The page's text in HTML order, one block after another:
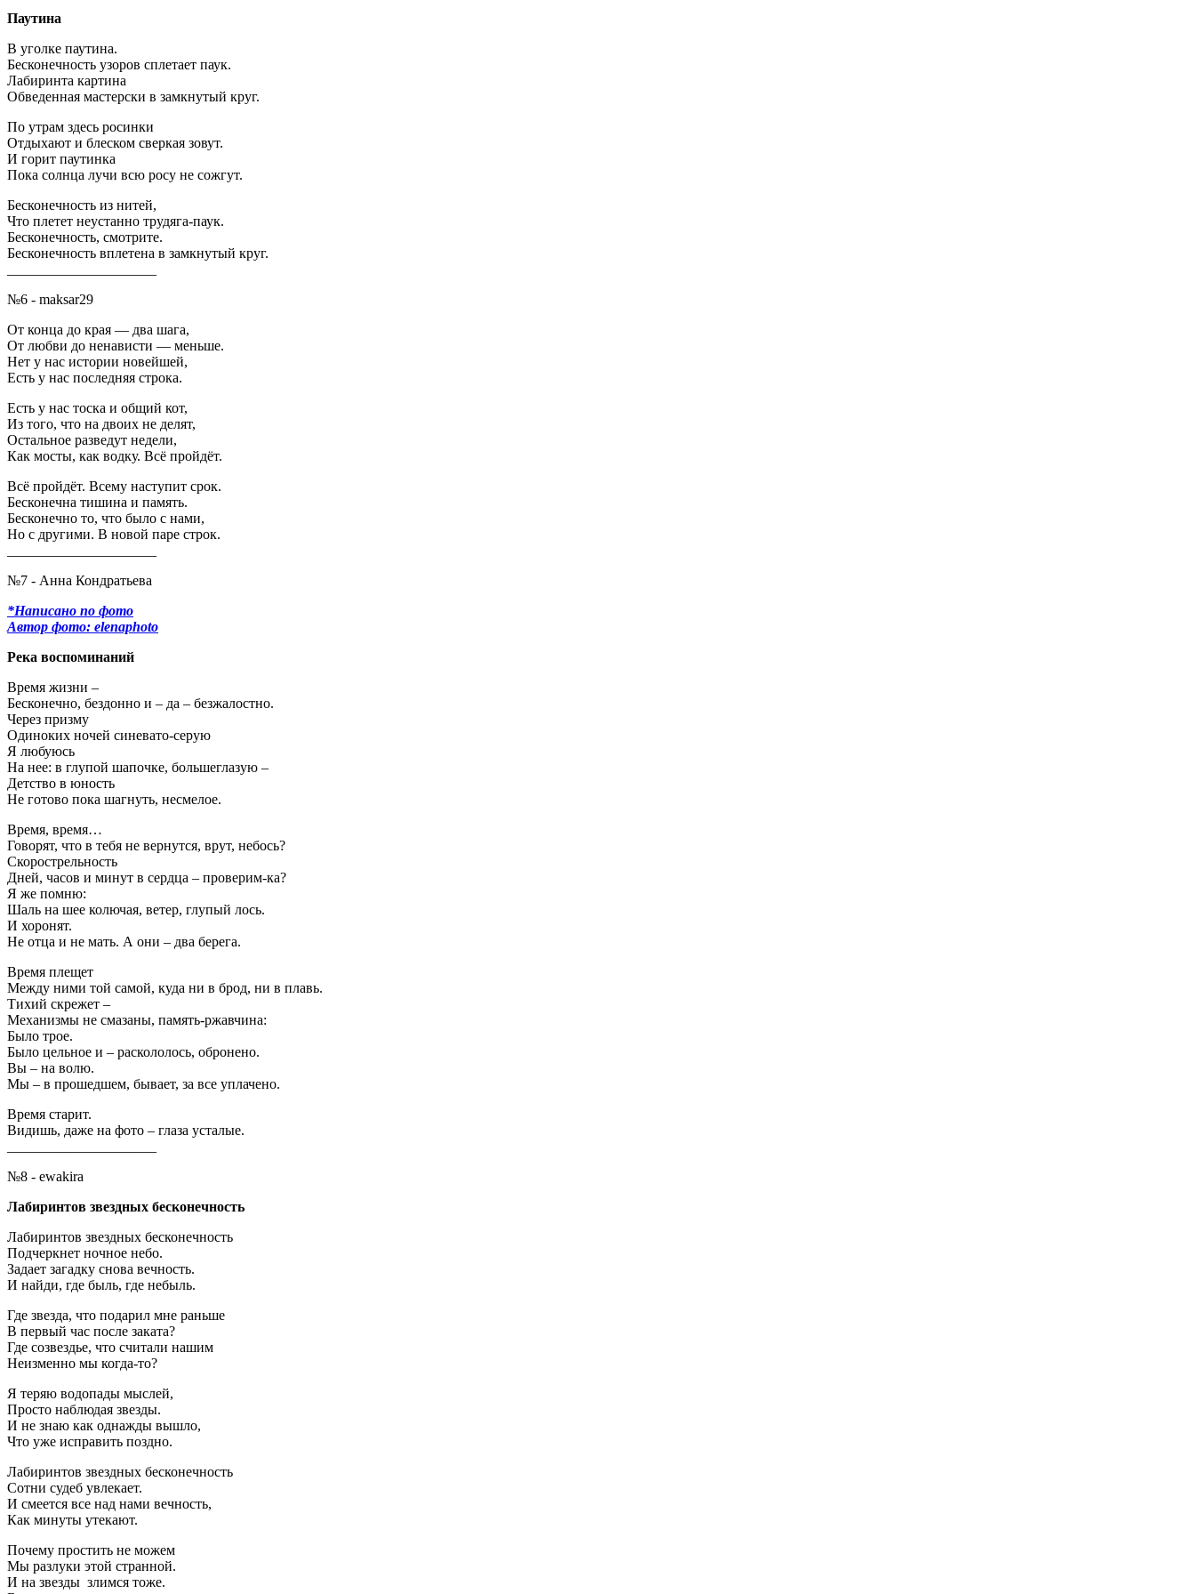
Паутина
В уголке паутина.
Бесконечность узоров сплетает паук.
Лабиринта картина
Обведенная мастерски в замкнутый круг.
По утрам здесь росинки
Отдыхают и блеском сверкая зовут.
И горит паутинка
Пока солнца лучи всю росу не сожгут.
Бесконечность из нитей,
Что плетет неустанно трудяга-паук.
Бесконечность, смотрите.
Бесконечность вплетена в замкнутый круг.
№6 - maksar29
От конца до края — два шага,
От любви до ненависти — меньше.
Нет у нас истории новейшей,
Есть у нас последняя строка.
Есть у нас тоска и общий кот,
Из того, что на двоих не делят,
Остальное разведут недели,
Как мосты, как водку. Всё пройдёт.
Всё пройдёт. Всему наступит срок.
Бесконечна тишина и память.
Бесконечно то, что было с нами,
Но с другими. В новой паре строк.
№7 - Анна Кондратьева
*Написано по фото
Автор фото: elenaphoto
Река воспоминаний
Время жизни –
Бесконечно, бездонно и – да – безжалостно.
Через призму
Одиноких ночей синевато-серую
Я любуюсь
На нее: в глупой шапочке, большеглазую –
Детство в юность
Не готово пока шагнуть, несмелое.
Время, время…
Говорят, что в тебя не вернутся, врут, небось?
Скорострельность
Дней, часов и минут в сердца – проверим-ка?
Я же помню:
Шаль на шее колючая, ветер, глупый лось.
И хоронят.
Не отца и не мать. А они – два берега.
Время плещет
Между ними той самой, куда ни в брод, ни в плавь.
Тихий скрежет –
Механизмы не смазаны, память-ржавчина:
Было трое.
Было цельное и – раскололось, обронено.
Вы – на волю.
Мы – в прошедшем, бывает, за все уплачено.
Время старит.
Видишь, даже на фото – глаза усталые.
№8 - ewakira
Лабиринтов звездных бесконечность
Лабиринтов звездных бесконечность
Подчеркнет ночное небо.
Задает загадку снова вечность.
И найди, где быль, где небыль.
Где звезда, что подарил мне раньше
В первый час после заката?
Где созвездье, что считали нашим
Неизменно мы когда-то?
Я теряю водопады мыслей,
Просто наблюдая звезды.
И не знаю как однажды вышло,
Что уже исправить поздно.
Лабиринтов звездных бесконечность
Сотни судеб увлекает.
И смеется все над нами вечность,
Как минуты утекают.
Почему простить не можем
Мы разлуки этой странной.
И на звезды злимся тоже.